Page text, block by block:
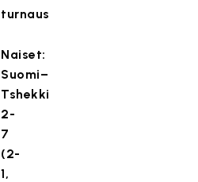
turnaus
Naiset:
Suomi–
Tshekki
2-
7
(2-
1,